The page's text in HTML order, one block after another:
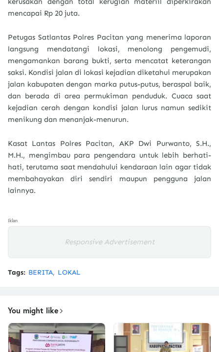
mencapai Rp 20 juta.
Petugas Satlantas Polres Pacitan yang menerima laporan
langsung mendatangi lokasi, menolong pengemudi,
mengamankan barang bukti, serta mencatat keterangan
saksi. Kondisi jalan di lokasi kejadian diketahui merupakan
jalan kabupaten dengan marka putus-putus, beraspal baik,
dan berada di area permukiman penduduk. Cuaca saat
kejadian cerah dengan kondisi jalan lurus namun sedikit
menikung dan menanjak-menurun.
Kasat Lantas Polres Pacitan, AKP Dwi Purwanto, S.H.,
M.H., mengimbau para pengendara untuk lebih berhati-
hati, terutama saat mendahului kendaraan lain agar tidak
membahayakan diri sendiri maupun pengguna jalan
lainnya.
Iklan
Responsive Advertisement
Tags: BERITA LOKAL
You might like